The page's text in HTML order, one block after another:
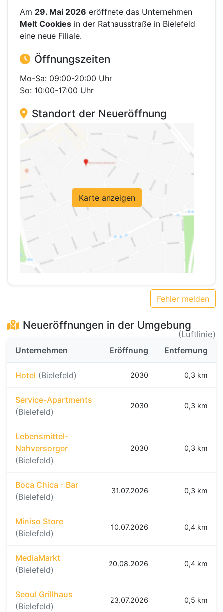
Am 29. Mai 2026 eröffnete das Unternehmen
Melt Cookies in der Rathausstraße in Bielefeld
eine neue Filiale.
Öffnungszeiten
Mo-Sa: 09:00-20:00 Uhr
So: 10:00-17:00 Uhr
Standort der Neueröffnung
Karte anzeigen
Fehler melden
Neueröffnungen in der Umgebung
(Luftlinie)
Unternehmen
Eröffnung Entfernung
Hotel (Bielefeld) 2030 0,3 km
Service-Apartments
(Bielefeld)
2030 0,3 km
Lebensmittel-
Nahversorger
(Bielefeld)
2030 0,3 km
Boca Chica - Bar
(Bielefeld)
31.07.2026 0,3 km
Miniso Store
(Bielefeld)
10.07.2026 0,4 km
MediaMarkt
(Bielefeld)
20.08.2026 0,4 km
Seoul Grillhaus
(Bielefeld)
23.07.2026 0,5 km